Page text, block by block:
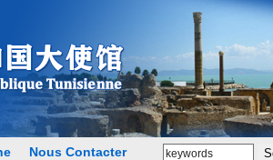
Nous Contacter